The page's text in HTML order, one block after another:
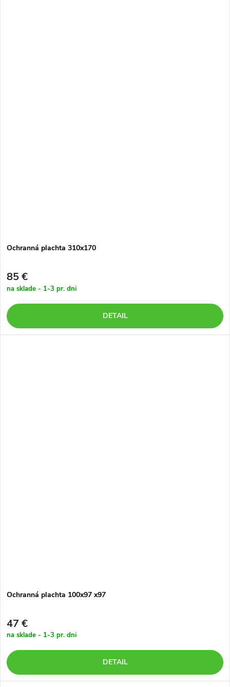
Ochranná plachta 310x170
85 €
na sklade - 1-3 pr. dni
DETAIL
Ochranná plachta 100x97 x97
47 €
na sklade - 1-3 pr. dni
DETAIL